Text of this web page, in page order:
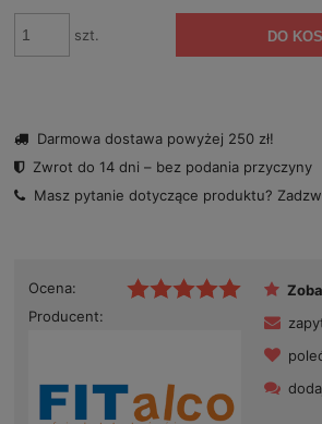
szt. DO
Darmowa dostawa powyżej 250 zł!
Zwrot do 14 dni – bez podania przyczyny
Masz pytanie dotyczące produktu?
Ocena:
Producent: